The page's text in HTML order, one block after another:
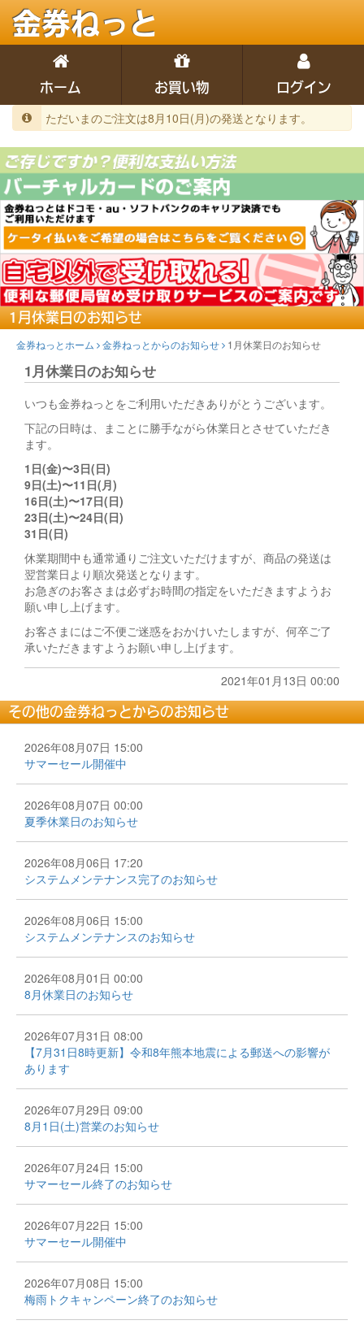
金券ねっと
ホーム お買い物 ログイン
ただいまのご注文は8月10日(月)の発送となります。
1月休業日のお知らせ
金券ねっとホーム
金券ねっとからのお知らせ 1月休業日のお知らせ
1月休業日のお知らせ
いつも金券ねっとをご利用いただきありがとうございます。
下記の日時は、まことに勝手ながら休業日とさせていただき
ます。
1日(金)〜3日(日)
9日(土)〜11日(月)
16日(土)〜17日(日)
23日(土)〜24日(日)
31日(日)
休業期間中も通常通りご注文いただけますが、商品の発送は
翌営業日より順次発送となります。
お急ぎのお客さまは必ずお時間の指定をいただきますようお
願い申し上げます。
お客さまにはご不便ご迷惑をおかけいたしますが、何卒ご了
承いただきますようお願い申し上げます。
2021年01月13日 00:00
その他の金券ねっとからのお知らせ
2026年08月07日 15:00
サマーセール開催中
2026年08月07日 00:00
夏季休業日のお知らせ
2026年08月06日 17:20
システムメンテナンス完了のお知らせ
2026年08月06日 15:00
システムメンテナンスのお知らせ
2026年08月01日 00:00
8月休業日のお知らせ
2026年07月31日 08:00
【7月31日8時更新】令和8年熊本地震による郵送への影響が
あります
2026年07月29日 09:00
8月1日(土)営業のお知らせ
2026年07月24日 15:00
サマーセール終了のお知らせ
2026年07月22日 15:00
サマーセール開催中
2026年07月08日 15:00
梅雨トクキャンペーン終了のお知らせ